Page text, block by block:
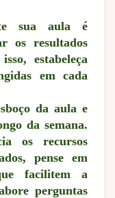
sua aula é
os resultados
estabeleça
em cada
da aula e
da semana.
os recursos
pense em
facilitem a
perguntas